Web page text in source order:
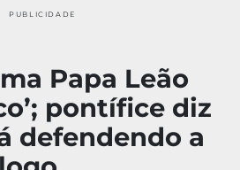
PUBLICIDADE
Papa Leão
pontífice diz
defendendo a